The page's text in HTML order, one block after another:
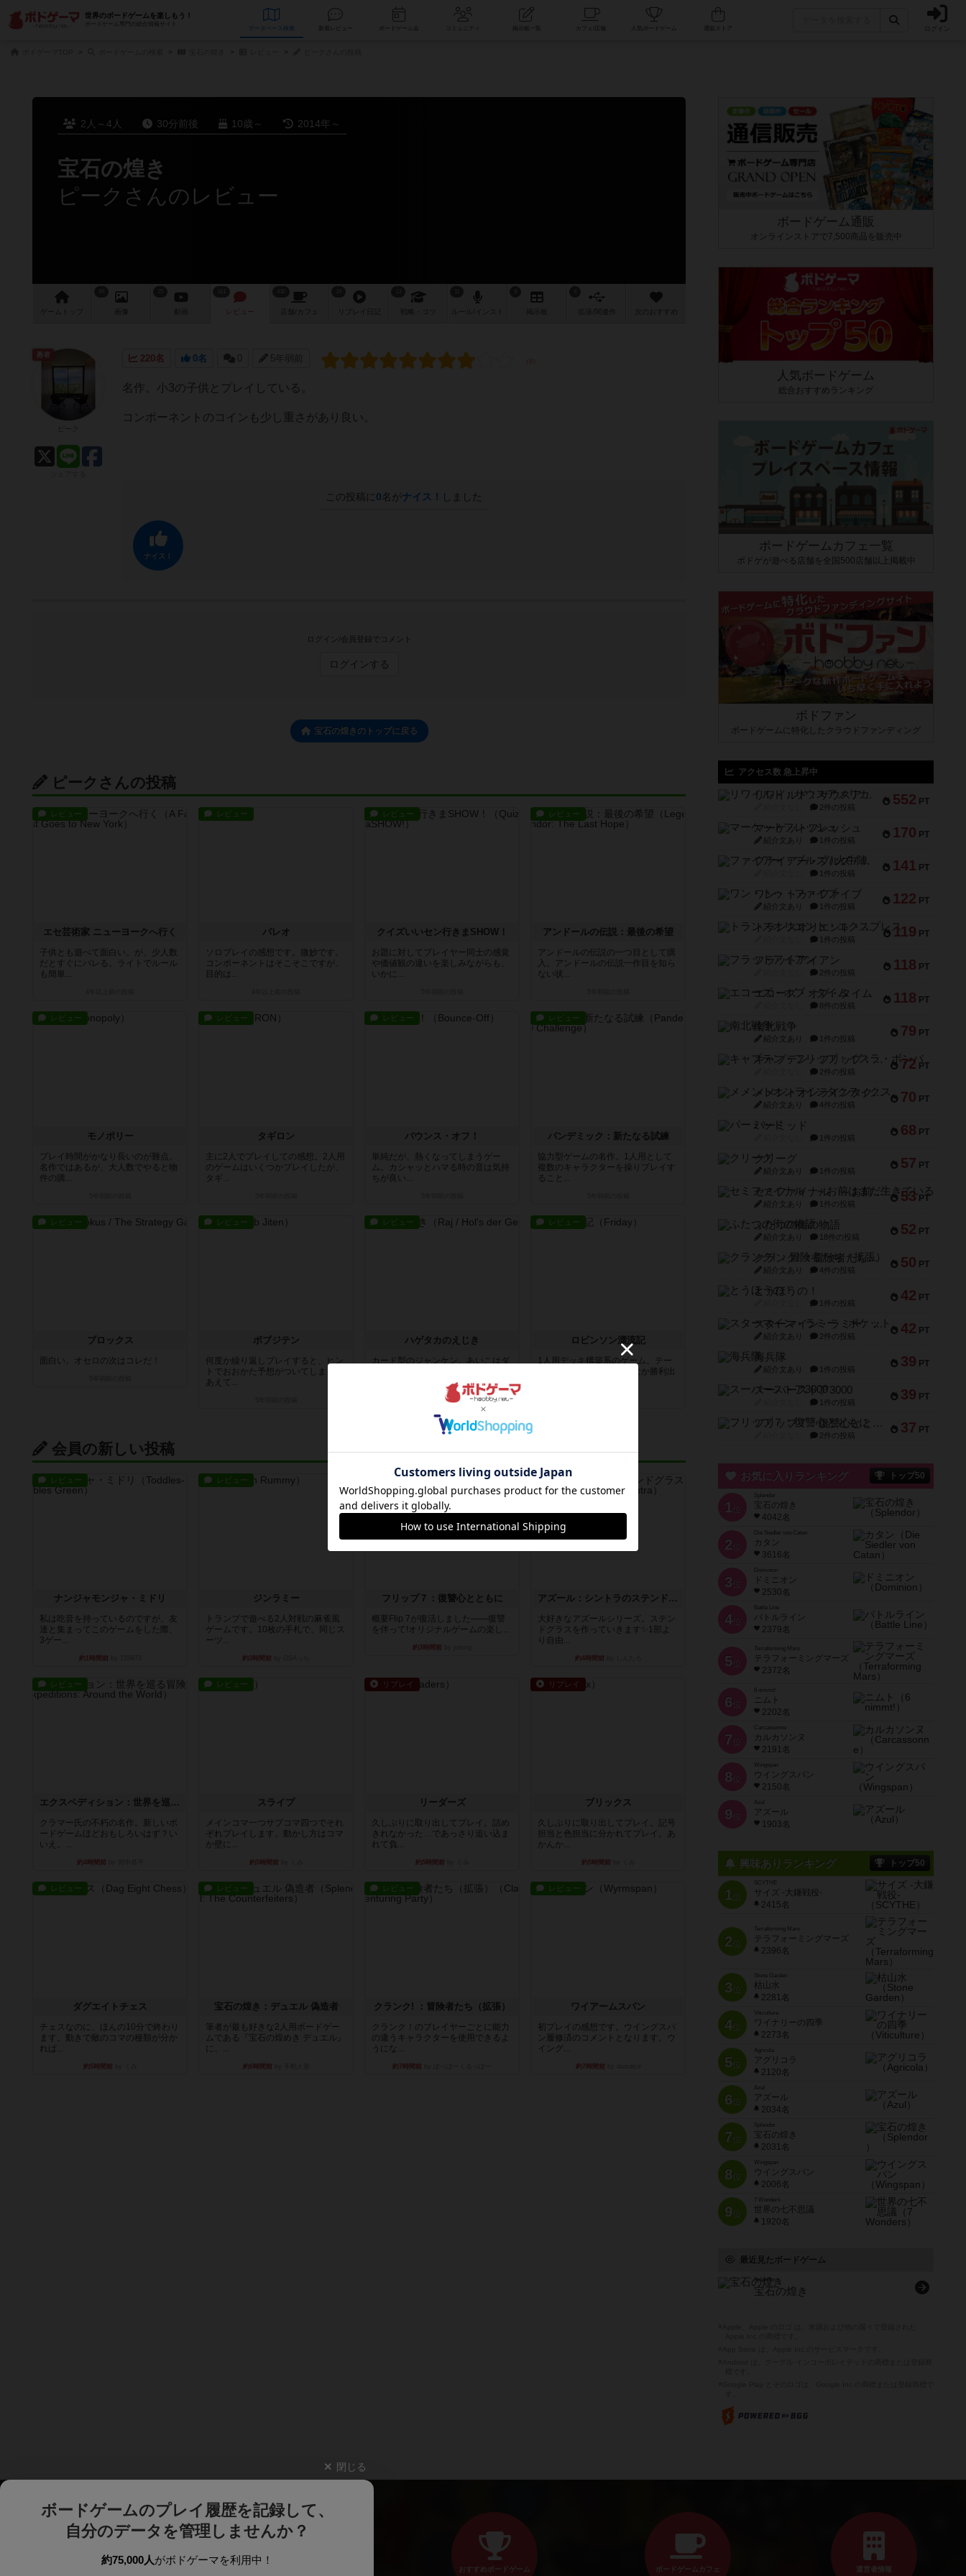
世界のボードゲームを楽しもう！
ボードゲーム専門の総合情報サイト
データベース コミュニティ 人気ボードゲーム ログイン
2人～4人 30分前後 10歳～ 2014年～
宝石の煌き
ピークさんのレビュー
ゲーム 画像 レビュー 店舗/ カフェ 戦略 作 次のおすすめ
220名 0名 0 5年弱前
名作。小3の子供とプレイしている。
コンポーネントのコインも少し重さがあり良い。
この投稿に 0名がナイス！ しました
ナイス！
勇者
ログイン/会員登録でコメント
ログインする
宝石の煌きのトップに戻る
ピークさんの投稿
レビュー
エセ芸術家 ニューヨークへ行く
子供とも遊べて面白い。が、少人数
だとすぐにバレる。ライトでルール
も簡単...
レビュー
パレオ
ソロプレイの感想です。微妙です。
コンポーネントはそこそこですが、
目的は...
レビュー
クイズいいセン行きまSHOW！
お題に対してプレイヤー同士の感覚
や価値観の違いを楽しみながらも、
いかに...
レビュー
アンドールの伝説：最後の希望
アンドールの伝説の一つ目として購
入。アンドールの伝説一作目を知ら
ない状...
レビュー
モノポリー
プレイ時間がかなり長いのが難点。
名作ではあるが、大人数でやると物
件の購...
レビュー
タギロン
主に2人でプレイしての感想。2人用
のゲームはいくつかプレイしたが、
タギ...
レビュー
バウンス・オフ！
単純だが、熱くなってしまうゲー
ム。カシャッとハマる時の音は気持
ちが良い...
レビュー
パンデミック：新たなる試練
協力型ゲームの名作。1人用として
複数のキャラクターを操りプレイす
ること...
レビュー
ブロックス
面白い。オセロの次はコレだ！
レビュー
ボブジテン
何度か繰り返しプレイすると、ヒン
トでおおかた予想がついてしまう。
あえて...
レビュー
ハゲタカのえじき
カード型のジャンケン。あいこはダ
の投稿
レビュー
ロビンソン漂流記
1人用デッキ構築系のゲーム。テー
マが面白い。始めはなかなか勝利出
会員の新しい投稿
レビュー
ナンジャモンジャ・ミドリ
私は吃音を持っているのですが、友
達と集まってこのゲームをした際、
3ゲー...
約1時間前
レビュー
ジンラミー
トランプで遊べる2人対戦の麻雀風
ゲームです。10枚の手札で、同じス
ーツ...
約3時間前
フリップ７：復讐心とともに
概要Flip 7が復活しました――復讐
を伴って!オリジナルゲームの楽し...
約3時間前
レビュー
アズール：シントラのステンドグラス
大好きなアズールシリーズ。ステン
ドグラスを作っていきます✨1部よ
り自由...
約4時間前
レビュー
エクスペディション：世界を巡る冒険
クラマー氏の不朽の名作。新しいボ
ードゲームほどおもしろいはず？い
いえ。...
約4時間前
レビュー
スライプ
メインコマ一つサブコマ四つでそれ
ぞれプレイします。動かし方はコマ
か壁に...
約5時間前
リプレイ
リーダーズ
久しぶりに取り出してプレイ。詰め
きれなかった…であっさり追い込ま
れて負...
約5時間前
リプレイ
ブリックス
久しぶりに取り出してプレイ。記号
担当と色担当に分かれてプレイ。あ
かんか...
約5時間前
レビュー
ダグエイトチェス
チェスなのに、ほんの10分で終わり
ます。動きで敵のコマの種類が分か
れば...
約5時間前
レビュー
宝石の煌き：デュエル 偽造者
筆者が最も好きな2人用ボードゲー
ムである『宝石の煌めき デュエル』
に、...
約6時間前
レビュー
クランク! ：冒険者たち（拡張）
クランク！のプレイヤーごとに能力
の違うキャラクターを使用できるよ
うにな...
約7時間前
レビュー
ワイアームスパン
初プレイの感想です。ウイングスパ
ン履修済のコメントとなります。ウ
イング...
約7時間前
ボードゲーム通販
オンラインストアで7,500商品を販売中
人気ボードゲーム
総合おすすめランキング
ボードゲームカフェ一覧
ボドゲが遊べる店舗を全国500店舗以上掲載中
ボドファン
ボードゲームに特化したクラウドファンディング
アクセス数 急上昇中
552 PT
リワイルド：サウスアメリカ
2件の投稿
170 PT
マーケットフレッシュ
紹介文あり 1件の投稿
141 PT
ファイアー・ブルズ / 火牛陣
1件の投稿
122 PT
ワン・トゥ・ファイブ
紹介文あり 1件の投稿
119 PT
トランスオリエント・エクスプレス
1件の投稿
118 PT
フラットアイアン
2件の投稿
118 PT
エコーズ・オブ・タイム
8件の投稿
79 PT
南北戦争
紹介文あり 1件の投稿
72 PT
キャプテン・フリップ：イスラ・ボンバ
2件の投稿
70 PT
メメントオンラインタクティクス
紹介文あり 4件の投稿
68 PT
パーミッド
1件の投稿
57 PT
クリーグ
紹介文あり 1件の投稿
53 PT
セミファイナル ～お前はまだ生きている～
紹介文あり 1件の投稿
52 PT
ふたつの街の物語
紹介文あり 18件の投稿
50 PT
クランク! ：冒険者たち（拡張）
紹介文あり 4件の投稿
42 PT
とうほうの！
1件の投稿
42 PT
スターマイン・ラミー ポケット
紹介文あり 2件の投稿
39 PT
海兵隊
紹介文あり 1件の投稿
39 PT
スーパーストア3000
1件の投稿
37 PT
フリップ７：復讐心とともに
2件の投稿
お気に入りランキング トップ50
1 位
宝石の煌き
4042名
2 位
Die Siedler von Catan
カタン
3616名
3 位
ドミニオン
2530名
4位
Battle Line
バトルライン
2379名
5 位
Terraforming Mars
テラフォーミングマーズ
2372名
6 位
ニムト
2202名
7 位
Carcassonne
カルカソンヌ
2191名
8 位
Wingspan
ウイングスパン
2150名
9 位
Azul
アズール
1903名
興味ありランキング トップ50
1位
SCYTHE
サイズ -大鎌戦役-
2415名
2位
Terraforming Mars
テラフォーミングマーズ
2396名
3位
Stone Garden
枯山水
2281名
4位
Viticulture
ワイナリーの四季
2273名
5位
Agricola
アグリコラ
2120名
6位
Azul
アズール
2034名
7位
宝石の煌き
2031名
8位
Wingspan
ウイングスパン
2006名
9位
7 Wonders
世界の七不思議
1920名
最近見たボードゲーム
Splendor
宝石の煌き
閉じる
ボードゲームのプレイ履歴を記録して、
自分のデータを管理しませんか？
約75,000人がボドゲーマを利用中！
おすすめボードゲーム ボードゲームカフェ 運営者情報